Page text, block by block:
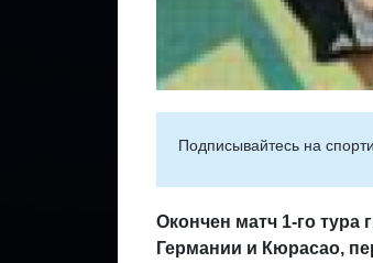
Подписывайтесь на
Окончен матч 1-го
Германии и Кюрасао,